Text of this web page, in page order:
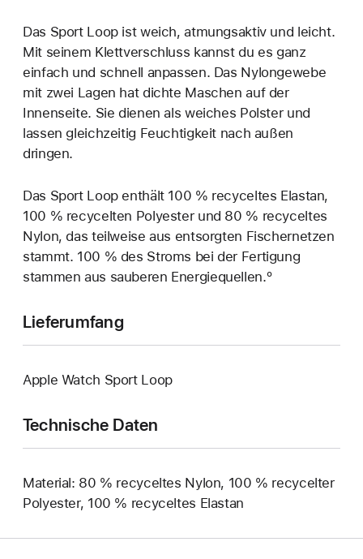
Das Sport Loop ist weich, atmungsaktiv und leicht.
Mit seinem Klettverschluss kannst du es ganz
einfach und schnell anpassen. Das Nylongewebe
mit zwei Lagen hat dichte Maschen auf der
Innenseite. Sie dienen als weiches Polster und
lassen gleichzeitig Feuchtigkeit nach außen
dringen.
Das Sport Loop enthält 100 % recyceltes Elastan,
100 % recycelten Polyester und 80 % recyceltes
Nylon, das teilweise aus entsorgten Fischernetzen
stammt. 100 % des Stroms bei der Fertigung
stammen aus sauberen Energiequellen.º
Lieferumfang
Apple Watch Sport Loop
Technische Daten
Material: 80 % recyceltes Nylon, 100 % recycelter
Polyester, 100 % recyceltes Elastan